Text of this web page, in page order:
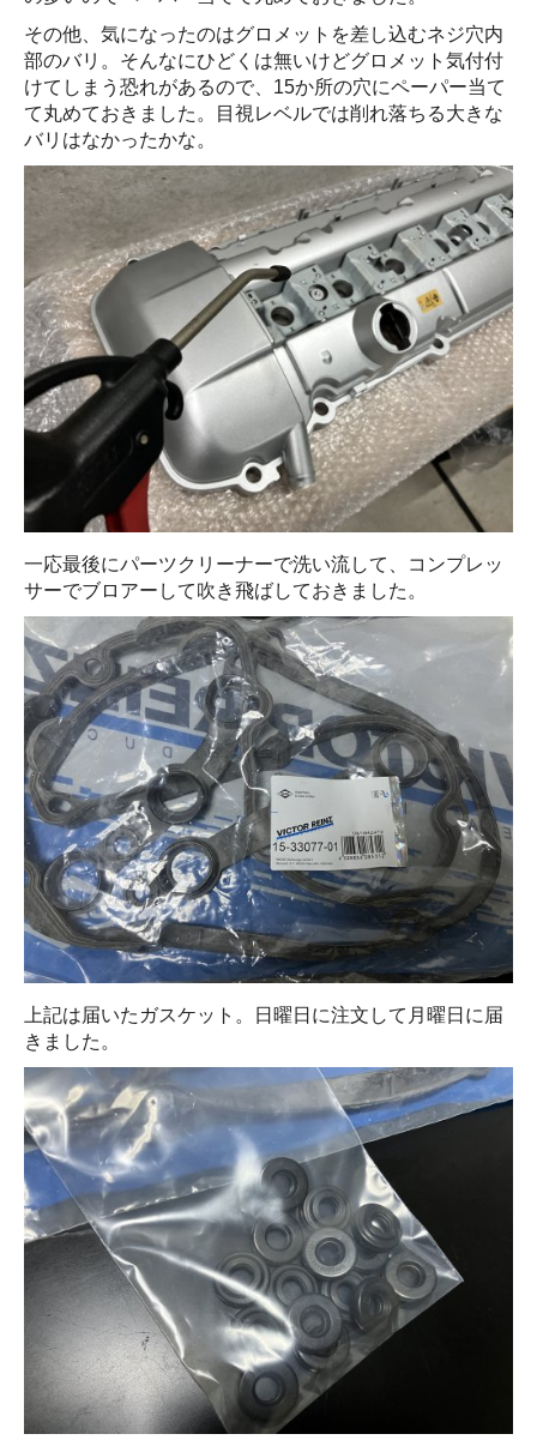
その他、気になったのはグロメットを差し込むネジ穴内
部のバリ。そんなにひどくは無いけどグロメット気付付
けてしまう恐れがあるので、15か所の穴にペーパー当て
て丸めておきました。目視レベルでは削れ落ちる大きな
バリはなかったかな。
一応最後にパーツクリーナーで洗い流して、コンプレッ
サーでブロアーして吹き飛ばしておきました。
上記は届いたガスケット。日曜日に注文して月曜日に届
きました。